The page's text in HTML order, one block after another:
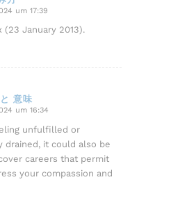
um 17:39
(23 January 2013).
意味
um 16:34
unfulfilled or
drained, it could also be
careers that permit
your compassion and